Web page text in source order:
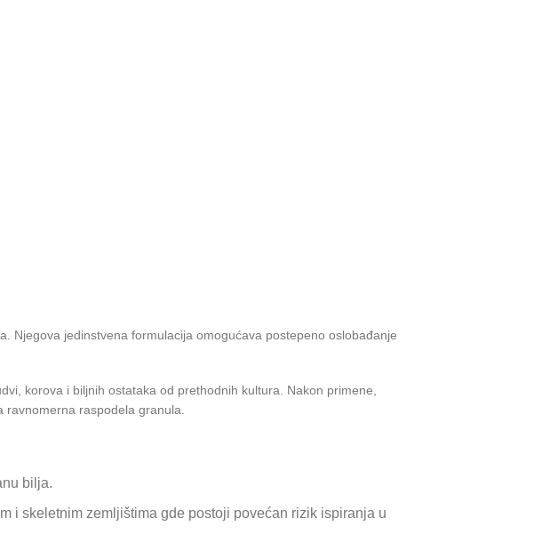
Njegova jedinstvena formulacija omogućava postepeno oslobađanje
korova i biljnih ostataka od prethodnih kultura. Nakon primene,
ravnomerna raspodela granula.
bilja.
i skeletnim zemljištima gde postoji povećan rizik ispiranja u